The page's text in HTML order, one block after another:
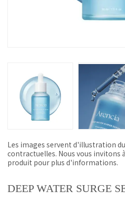
Les images servent d'illustration
contractuelles. Nous vous invitons
produit pour plus d'informations.
DEEP WATER SURGE